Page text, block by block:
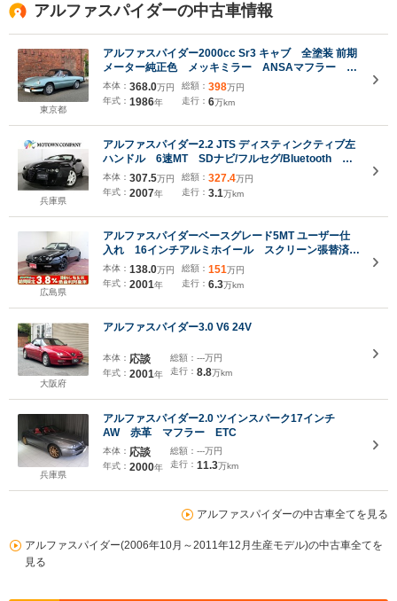
アルファスパイダーの中古車情報
東京都
アルファスパイダー2000cc Sr3 キャブ 全塗装 前期
メーター純正色 メッキミラー ANSAマフラー 幌
新品タイヤ新品 YOKOHAMA GT Classic
本体： 368.0万円
年式： 1986年
総額： 398万円
走行： 6万km
兵庫県
アルファスパイダー2.2 JTS ディスティンクティブ左
ハンドル 6速MT SDナビ/フルセグ/Bluetooth レ
ザーシート/パワーシート/シートヒーター クルーズ
コントロール リアコーナーセンサー 電動オープ
ン/オートエアコン/18インチAW
本体： 307.5万円
年式： 2007年
総額： 327.4万円
走行： 3.1万km
広島県
アルファスパイダーベースグレード5MT ユーザー仕
入れ 16インチアルミホイール スクリーン張替済
み 幌破れ無し
本体： 138.0万円
年式： 2001年
総額： 151万円
走行： 6.3万km
大阪府
アルファスパイダー3.0 V6 24V
本体： 応談
年式： 2001年
総額： ---万円
走行： 8.8万km
兵庫県
アルファスパイダー2.0 ツインスパーク17インチ
AW 赤革 マフラー ETC
本体： 応談
年式： 2000年
総額： ---万円
走行： 11.3万km
アルファスパイダーの中古車全てを見る
アルファスパイダー(2006年10月～2011年12月生産モデル)の中古車全てを
見る